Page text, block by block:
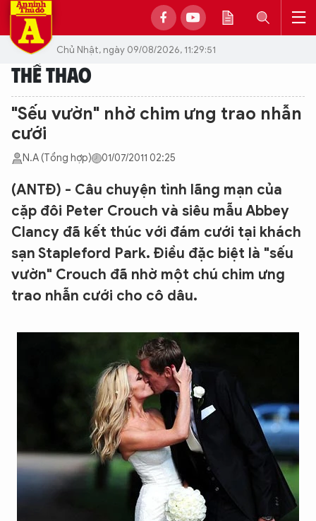
Chủ Nhật, ngày 09/08/2026, 11:29:51
THỂ THAO
"Sếu vườn" nhờ chim ưng trao nhẫn
cưới
N.A (Tổng hợp) 01/07/2011 02:25
(ANTĐ) - Câu chuyện tình lãng mạn của
cặp đôi Peter Crouch và siêu mẫu Abbey
Clancy đã kết thúc với đám cưới tại khách
sạn Stapleford Park. Điều đặc biệt là "sếu
vườn" Crouch đã nhờ một chú chim ưng
trao nhẫn cưới cho cô dâu.